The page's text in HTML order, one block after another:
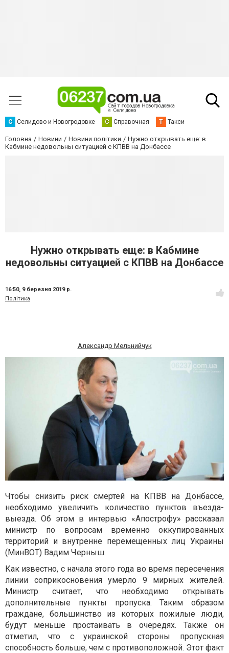
С Селидово и Новогродовке С Справочная Т Такси
Головна Новини Новини політики
Нужно открывать еще: в
Кабмине недовольны ситуацией с КПВВ на Донбассе
Нужно открывать еще: в Кабмине
недовольны ситуацией с КПВВ на Донбассе
16:50, 9 березня 2019 р.
Політика
Александр Мельнийчук
Чтобы снизить риск смертей на КПВВ на Донбассе,
необходимо увеличить количество пунктов въезда-
выезда. Об этом в интервью «Апострофу» рассказал
министр по вопросам временно оккупированных
территорий и внутренне перемещенных лиц Украины
(МинВОТ) Вадим Черныш.
Как известно, с начала этого года во время пересечения
линии соприкосновения умерло 9 мирных жителей.
Министр считает, что необходимо открывать
дополнительные пункты пропуска. Таким образом
граждане, большинство из которых пожилые люди,
будут меньше простаивать в очередях. Также он
отметил, что с украинской стороны пропускная
способность больше, чем с противоположной. Этот факт